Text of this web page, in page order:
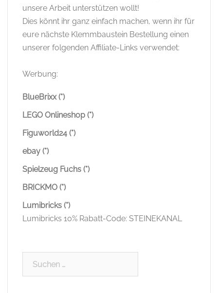
unsere Arbeit unterstützen wollt!
Dies könnt ihr ganz einfach machen, wenn ihr für
eure nächste Klemmbaustein Bestellung einen
unserer folgenden Affiliate-Links verwendet:
Werbung:
BlueBrixx (*)
LEGO Onlineshop (*)
Figuworld24 (*)
ebay (*)
Spielzeug Fuchs (*)
BRICKMO (*)
Lumibricks (*)
Lumibricks 10% Rabatt-Code: STEINEKANAL